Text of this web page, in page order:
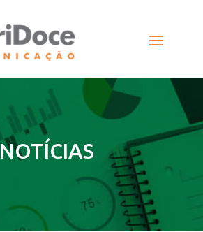
NOTÍCIAS